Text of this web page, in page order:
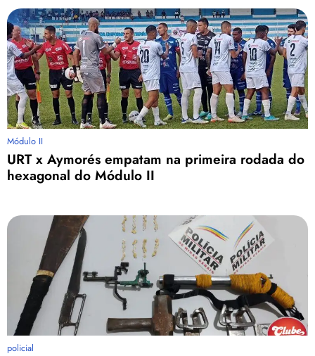
Módulo II
URT x Aymorés empatam na primeira rodada do
hexagonal do Módulo II
policial